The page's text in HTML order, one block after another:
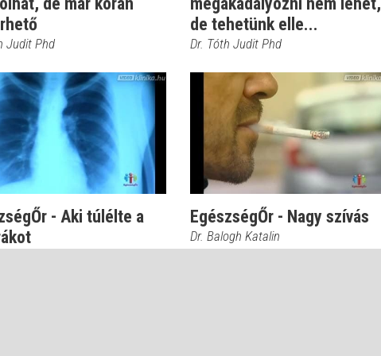
Judit Phd
de tehetünk elle...
Dr. Tóth Judit Phd
- Aki túlélte a
EgészségŐr - Nagy szívás
Dr. Balogh Katalin